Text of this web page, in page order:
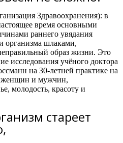
Здравоохранения): в
время основными
раннего увядания
организма шлаками,
образ жизни. Это
исследования учёного доктора
на 30-летней практике на
женщин и мужчин,
молодость, красоту и
стареет